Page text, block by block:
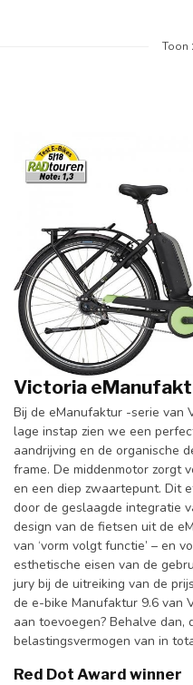
Toon
Victoria
Bij de eManufaktur -serie van
lage instap zien we een
aandrijving en de organische
frame. De middenmotor zorgt
en een diep zwaartepunt. Dit
door de geslaagde integratie
design van de fietsen uit de
van ‘vorm volgt functie’ – en
esthetische eisen van de
jury bij de uitreiking van de
de e-bike Manufaktur 9.6 van
aan toevoegen? Behalve dan,
belastingsvermogen van in
Red Dot Award winner